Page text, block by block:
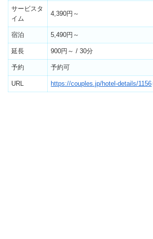
サービスタ
イム
4,390円～
宿泊 5,490円～
延長 900円～ / 30分
予約 予約可
URL https://couples.jp/hotel-details/1156